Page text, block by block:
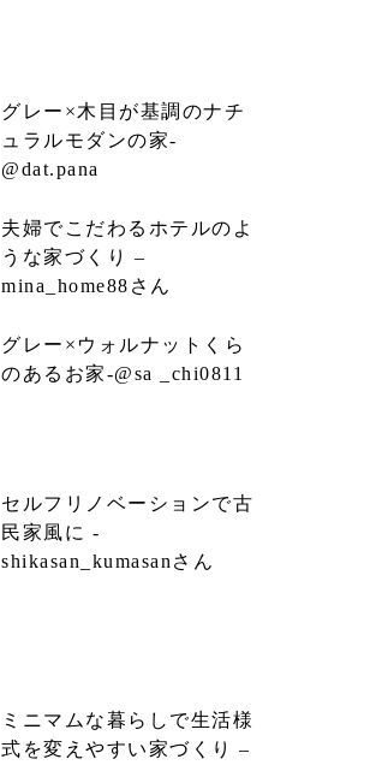
グレー×木目が基調のナチ
ュラルモダンの家-
@dat.pana
夫婦でこだわるホテルのよ
うな家づくり –
mina_home88さん
グレー×ウォルナットくら
のあるお家-@sa _chi0811
セルフリノベーションで古
民家風に -
shikasan_kumasanさん
ミニマムな暮らしで生活様
式を変えやすい家づくり –